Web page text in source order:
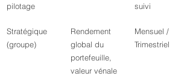
pilotage
suivi
Stratégique
(groupe)
Rendement
global du
portefeuille,
valeur vénale
Mensuel /
Trimestriel